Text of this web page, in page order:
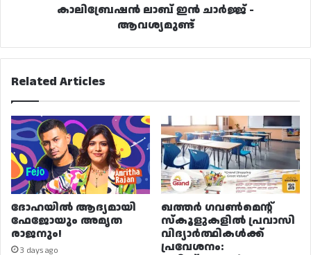
കാലിബ്രേഷൻ ലാബ് ഇൻ ചാർജ്ജ് -
ആവശ്യമുണ്ട്
Related Articles
ദോഹയിൽ ആദ്യമായി
ഫേജോയും അമൃത
രാജനും!
3 days ago
ഖത്തർ ഗവൺമെന്റ്
സ്കൂളുകളിൽ പ്രവാസി
വിദ്യാർത്ഥികൾക്ക്
പ്രവേശനം: